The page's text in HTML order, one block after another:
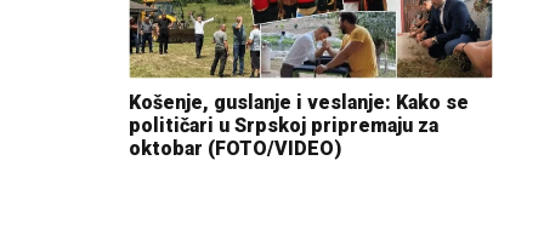
Košenje, guslanje i veslanje: Kako se
političari u Srpskoj pripremaju za
oktobar (FOTO/VIDEO)